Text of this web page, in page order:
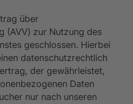
über
(AVV) zur Nutzung des
geschlossen. Hierbei
datenschutzrechtlich
der gewährleistet,
Daten
nur nach unseren